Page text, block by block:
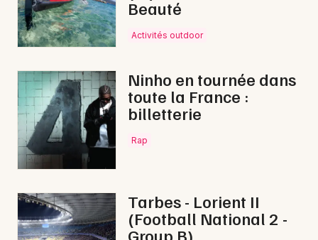
Nuit des Musées en Midi-Pyrénées
Newsletter des sorties
Actus dans le Gers
Beauté
Activités outdoor
Ninho en tournée dans
toute la France :
billetterie
Rap
Tarbes - Lorient II
(Football National 2 -
Group B)